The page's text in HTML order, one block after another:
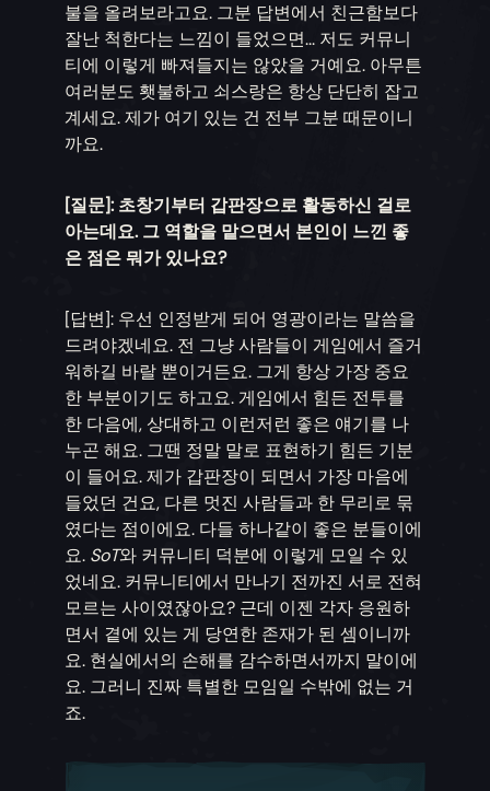
불을 올려보라고요. 그분 답변에서 친근함보다
잘난 척한다는 느낌이 들었으면... 저도 커뮤니
티에 이렇게 빠져들지는 않았을 거예요. 아무튼
여러분도 횃불하고 쇠스랑은 항상 단단히 잡고
계세요. 제가 여기 있는 건 전부 그분 때문이니
까요.
[질문]: 초창기부터 갑판장으로 활동하신 걸로
아는데요. 그 역할을 맡으면서 본인이 느낀 좋
은 점은 뭐가 있나요?
[답변]: 우선 인정받게 되어 영광이라는 말씀을
드려야겠네요. 전 그냥 사람들이 게임에서 즐거
워하길 바랄 뿐이거든요. 그게 항상 가장 중요
한 부분이기도 하고요. 게임에서 힘든 전투를
한 다음에, 상대하고 이런저런 좋은 얘기를 나
누곤 해요. 그땐 정말 말로 표현하기 힘든 기분
이 들어요. 제가 갑판장이 되면서 가장 마음에
들었던 건요, 다른 멋진 사람들과 한 무리로 묶
였다는 점이에요. 다들 하나같이 좋은 분들이에
요. SoT와 커뮤니티 덕분에 이렇게 모일 수 있
었네요. 커뮤니티에서 만나기 전까진 서로 전혀
모르는 사이였잖아요? 근데 이젠 각자 응원하
면서 곁에 있는 게 당연한 존재가 된 셈이니까
요. 현실에서의 손해를 감수하면서까지 말이에
요. 그러니 진짜 특별한 모임일 수밖에 없는 거
죠.